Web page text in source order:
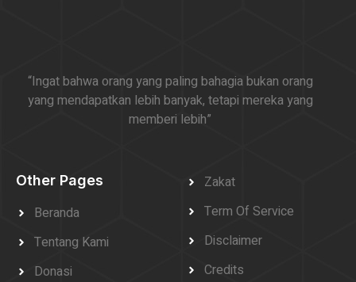
“Ingat bahwa orang yang paling bahagia bukan orang
yang mendapatkan lebih banyak, tetapi mereka yang
memberi lebih”
Other Pages
Beranda
Tentang Kami
Donasi
Zakat
Term Of Service
Disclaimer
Credits